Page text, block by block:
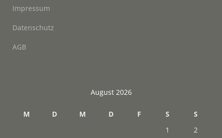
Impressum
Datenschutz
AGB
August 2026
M D M D F S
S
1
2